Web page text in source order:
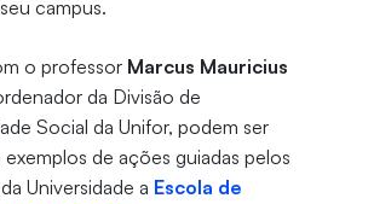
campus.
o professor Marcus Mauricius
da Divisão de
Social da Unifor, podem ser
de ações guiadas pelos
Universidade a Escola de